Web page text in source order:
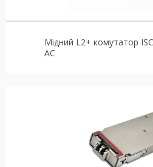
Мідний L2+ комутатор
AC